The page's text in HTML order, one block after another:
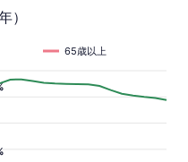
）
65歳以上